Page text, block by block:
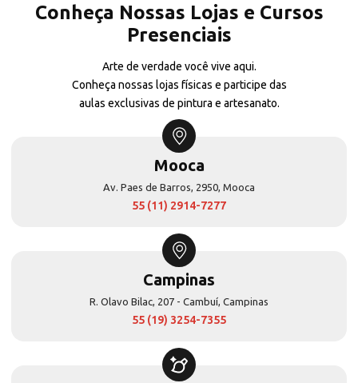
Conheça Nossas Lojas e Cursos
Presenciais
Arte de verdade você vive aqui.
Conheça nossas lojas físicas e participe das
aulas exclusivas de pintura e artesanato.
Mooca
Av. Paes de Barros, 2950, Mooca
55 (11) 2914-7277
Campinas
R. Olavo Bilac, 207 - Cambuí, Campinas
55 (19) 3254-7355